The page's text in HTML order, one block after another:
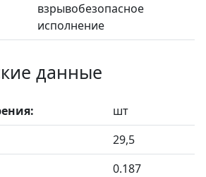
взрывобезопасное
исполнение
данные
шт
29,5
0.187